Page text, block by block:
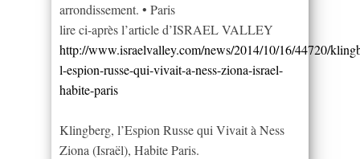
arrondissement. • Paris
lire ci-après l’article d’ISRAEL VALLEY
http://www.israelvalley.com/news/2014/10/16/44720/
l-espion-russe-qui-vivait-a-ness-ziona-israel-
habite-paris
Klingberg, l’Espion Russe qui Vivait à Ness
Ziona (Israël), Habite Paris.